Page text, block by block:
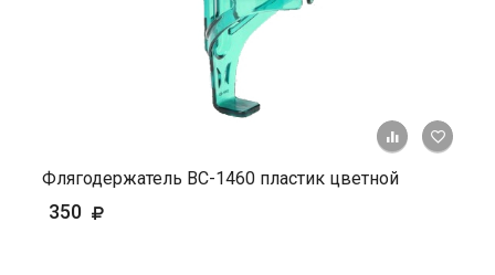
+ К
Флягодержатель ВС-1460 пластик цветной
350